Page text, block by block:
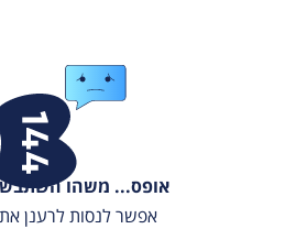
אופס... משהו השתבש
אפשר לנסות לרענן